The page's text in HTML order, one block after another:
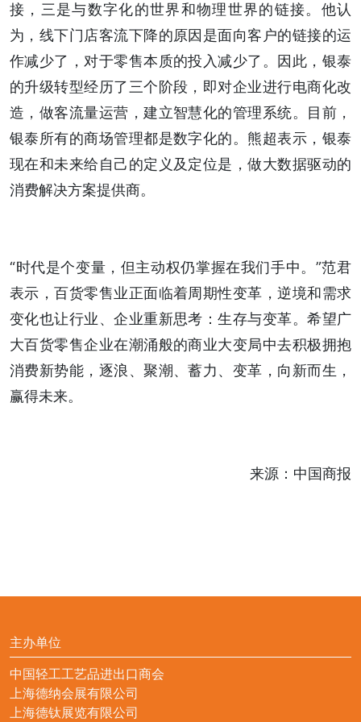
接，三是与数字化的世界和物理世界的链接。他认
为，线下门店客流下降的原因是面向客户的链接的运
作减少了，对于零售本质的投入减少了。因此，银泰
的升级转型经历了三个阶段，即对企业进行电商化改
造，做客流量运营，建立智慧化的管理系统。目前，
银泰所有的商场管理都是数字化的。熊超表示，银泰
现在和未来给自己的定义及定位是，做大数据驱动的
消费解决方案提供商。
“时代是个变量，但主动权仍掌握在我们手中。”范君
表示，百货零售业正面临着周期性变革，逆境和需求
变化也让行业、企业重新思考：生存与变革。希望广
大百货零售企业在潮涌般的商业大变局中去积极拥抱
消费新势能，逐浪、聚潮、蓄力、变革，向新而生，
赢得未来。
来源：中国商报
主办单位
中国轻工工艺品进出口商会
上海德纳会展有限公司
上海德钛展览有限公司